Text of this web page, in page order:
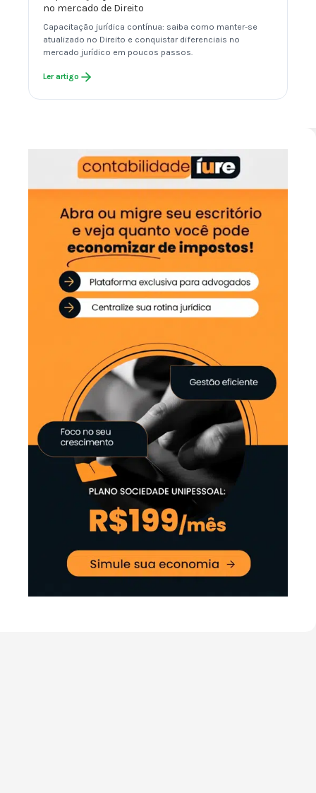
no mercado de Direito
Capacitação jurídica contínua: saiba como manter-se
atualizado no Direito e conquistar diferenciais no
mercado jurídico em poucos passos.
Ler artigo